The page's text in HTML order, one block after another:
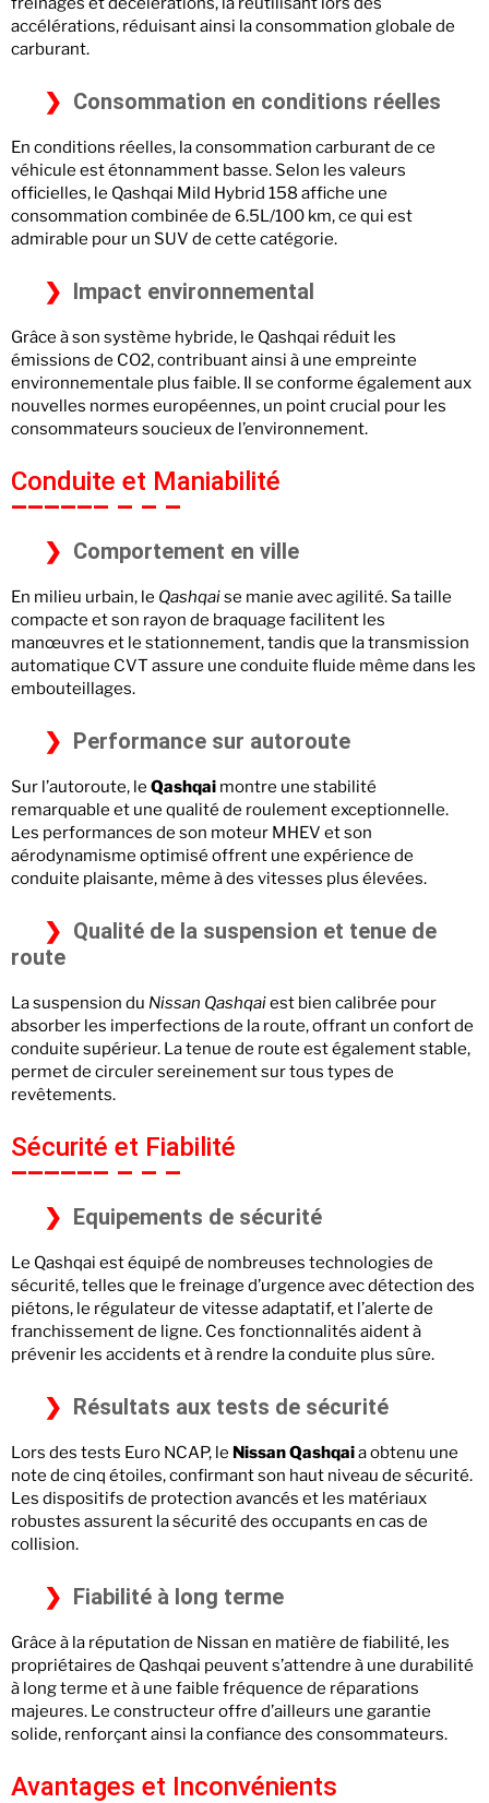
accélérations, réduisant ainsi la consommation globale de
carburant.
Consommation en conditions réelles
En conditions réelles, la consommation carburant de ce
véhicule est étonnamment basse. Selon les valeurs
officielles, le Qashqai Mild Hybrid 158 affiche une
consommation combinée de 6.5L/100 km, ce qui est
admirable pour un SUV de cette catégorie.
Impact environnemental
Grâce à son système hybride, le Qashqai réduit les
émissions de CO2, contribuant ainsi à une empreinte
environnementale plus faible. Il se conforme également aux
nouvelles normes européennes, un point crucial pour les
consommateurs soucieux de l’environnement.
Conduite et Maniabilité
Comportement en ville
En milieu urbain, le Qashqaise manie avec agilité. Sa taille
compacte et son rayon de braquage facilitent les
manœuvres et le stationnement, tandis que la transmission
automatique CVT assure une conduite fluide même dans les
embouteillages.
Performance sur autoroute
Sur l’autoroute, le Qashqai montre une stabilité
remarquable et une qualité de roulement exceptionnelle.
Les performances de son moteur MHEV et son
aérodynamisme optimisé offrent une expérience de
conduite plaisante, même à des vitesses plus élevées.
Qualité de la suspension et tenue de
route
La suspension du Nissan Qashqaiest bien calibrée pour
absorber les imperfections de la route, offrant un confort de
conduite supérieur. La tenue de route est également stable,
permet de circuler sereinement sur tous types de
revêtements.
Sécurité et Fiabilité
Equipements de sécurité
Le Qashqai est équipé de nombreuses technologies de
sécurité, telles que le freinage d’urgence avec détection des
piétons, le régulateur de vitesse adaptatif, et l’alerte de
franchissement de ligne. Ces fonctionnalités aident à
prévenir les accidents et à rendre la conduite plus sûre.
Résultats aux tests de sécurité
Lors des tests Euro NCAP, le Nissan Qashqaia obtenu une
note de cinq étoiles, confirmant son haut niveau de sécurité.
Les dispositifs de protection avancés et les matériaux
robustes assurent la sécurité des occupants en cas de
collision.
Fiabilité à long terme
Grâce à la réputation de Nissan en matière de fiabilité, les
propriétaires de Qashqai peuvent s’attendre à une durabilité
à long terme et à une faible fréquence de réparations
majeures. Le constructeur offre d’ailleurs une garantie
solide, renforçant ainsi la confiance des consommateurs.
Avantages et Inconvénients